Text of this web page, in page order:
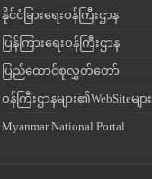
နိုင်ငံခြားရေးဝန်ကြီးဌာန
ပြန်ကြားရေးဝန်ကြီးဌာန
ပြည်ထောင်စုလွှတ်တော်
ဝန်ကြီးဌာနများ၏WebSiteများ
Myanmar National Portal